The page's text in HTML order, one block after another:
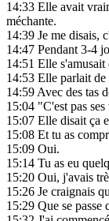
14:33 Elle avait
méchante.
14:39 Je me disais,
14:47 Pendant 3-4
14:51 Elle s'amusait
14:53 Elle parlait
14:59Avec des tas
15:04 "C'est pas
15:07 Elle disait ça
15:08 Et tu as
15:09 Oui.
15:14 Tu as eu
15:20 Oui, j'avais
15:26 Je craignais
15:29 Que se passe